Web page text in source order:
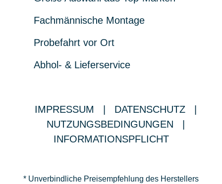
Fachmännische Montage
Probefahrt vor Ort
Abhol- & Lieferservice
IMPRESSUM DATENSCHUTZ
NUTZUNGSBEDINGUNGEN
INFORMATIONSPFLICHT
* Unverbindliche Preisempfehlung des Herstellers